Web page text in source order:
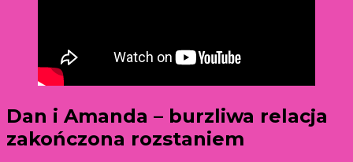
Dan i Amanda – burzliwa relacja
zakończona rozstaniem